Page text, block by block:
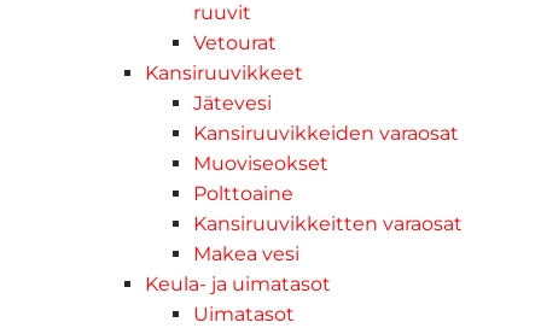
ruuvit
Vetourat
Kansiruuvikkeet
Jätevesi
Kansiruuvikkeiden varaosat
Muoviseokset
Polttoaine
Kansiruuvikkeitten varaosat
Makea vesi
Keula- ja uimatasot
Uimatasot